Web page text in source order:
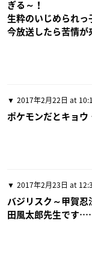
ぎる～！
生粋のいじめられっ
今放送したら苦情
2017年2月22日 at
ポケモンだとキョウ
2017年2月23日 at
バジリスク～甲賀忍
田風太郎先生です